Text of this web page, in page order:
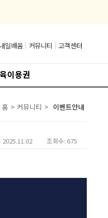
내일배움 | 커뮤니티 | 고객센터
이용권
홈 > 커뮤니티 > 이벤트안내
2025.11.02 조회수: 675